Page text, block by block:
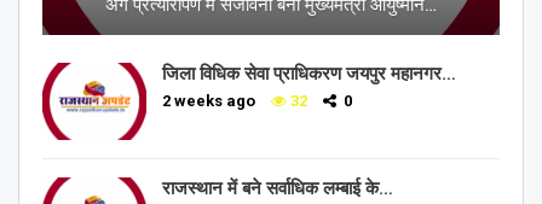
अंग प्रत्यारोपण में संजीवनी बनी मुख्यमंत्री आयुष्मान…
जिला विधिक सेवा प्राधिकरण जयपुर महानगर…
2 weeks ago 32 0
राजस्थान में बने सर्वाधिक लम्बाई के…